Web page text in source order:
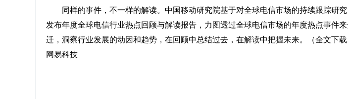
同样的事件，不一样的解读。中国移动研究院基于对全球电信市场的持续跟踪研究
发布年度全球电信行业热点回顾与解读报告，力图透过全球电信市场的年度热点事件
迁，洞察行业发展的动因和趋势，在回顾中总结过去，在解读中把握未来。（全文下
网易科技